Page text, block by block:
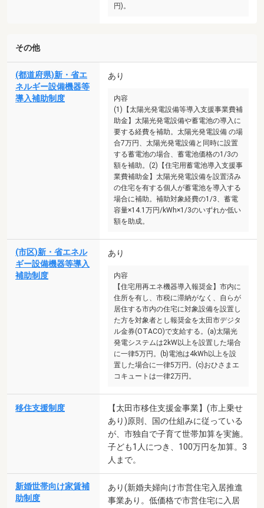
円)。
その他
(都道府県)新・省エ
ネルギー設備機器等
導入補助制度
あり
内容
(1)【太陽光発電設備等導入支援事業費補
助金】太陽光発電設備や蓄電池の導入に
要する経費を補助。太陽光発電設備 の場
合7万円、太陽光発電設備と同時に設置
する蓄電池の場合、蓄電池価格の1/3の
額を補助。(2)【住宅用蓄電池導入支援事
業費補助金】太陽光発電設備を設置済み
の住宅を有する個人が蓄電池を導入する
場合に補助。補助対象経費の1/3、蓄電
容量×14.1万円/kWh×1/3のいずれか低い
額を助成。
(市区)新・省エネル
ギー設備機器等導入
補助制度
あり
内容
【住宅用再エネ機器導入報奨金】市内に
住所を有し、市税に滞納がなく、自らが
居住する市内の住宅に対象設備を設置し
た方を対象者とし報奨金を太田市デジタ
ル金券(OTACO)で支給する。(a)太陽光
発電システムは2kW以上を設置した場合
に一律5万円。(b)電池は4kWh以上を設
置した場合に一律5万円。(c)おひさまエ
コキュートは一律2万円。
移住支援制度
【太田市移住支援金事業】(市上乗せ
あり)原則、国の仕組みに従っている
が、市独自で子育て世帯加算を実施。
子ども1人につき、100万円を加算。3
人まで。
新婚世帯向け家賃補
助制度
あり(新婚夫婦向け市営住宅入居推進
事業あり。低価格で市営住宅に入居